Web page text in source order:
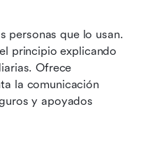
personas que lo usan.
principio explicando
Ofrece
la comunicación
y apoyados